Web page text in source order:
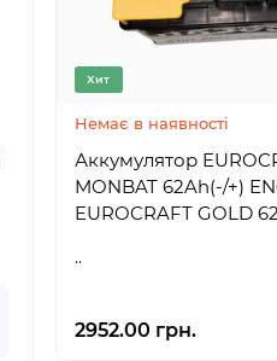
Хит
Немає в наявності
Аккумулятор
MONBAT 62Ah(-/+)
EUROCRAFT GOLD
..
2952.00 грн.